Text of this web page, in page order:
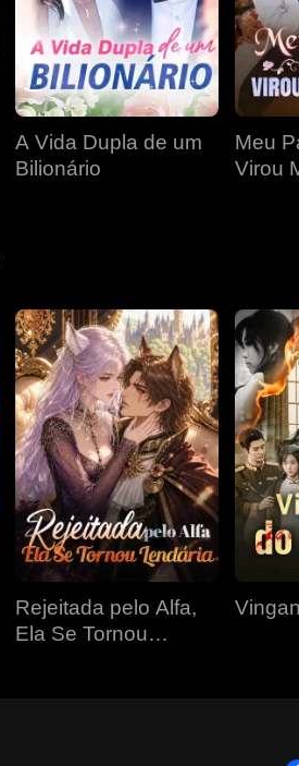
A Vida Dupla de um
Bilionário
Meu
Virou
Rejeitada pelo Alfa,
Ela Se Tornou